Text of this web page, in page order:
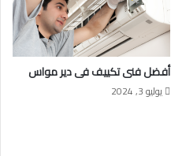
أفضل فنى تكييف فى دير مواس
يوليو 3, 2024